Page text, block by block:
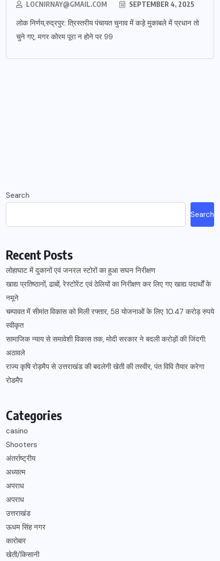
LOCNIRNAY@GMAIL.COM SEPTEMBER 4, 2025
लोक निर्णय,रुद्रपुर: त्रिस्तरीय पंचायत चुनाव में कड़े मुकाबले में प्रधान तो
चुने गए, मगर कोरम पूरा न होने पर 99
Search
Search
Recent Posts
लोहाघाट में दुकानों एवं जनरल स्टोरों का हुआ सघन निरीक्षण
खाद्य प्रतिष्ठानों, ढाबों, रेस्टोरेंट एवं ठेलियों का निरीक्षण कर लिए गए खाद्य पदार्थों के
नमूने
चम्पावत में सीमांत विकास को मिली रफ्तार, 58 योजनाओं के लिए 10.47 करोड़ रुपये
स्वीकृत
सामाजिक न्याय से समावेशी विकास तक, मोदी सरकार ने बदली करोड़ों की जिंदगी:
अठावले
राज्य कृषि रोड़मैप से उत्तराखंड की बदलेगी खेती की तस्वीर, पंत विवि तैयार करेगा
रोडमैप
Categories
casino
Shooters
अंतर्राष्ट्रीय
अध्यात्म
अपराध
अपराध
उत्तराखंड
ऊधम सिंह नगर
कारोबार
खेती/किसानी